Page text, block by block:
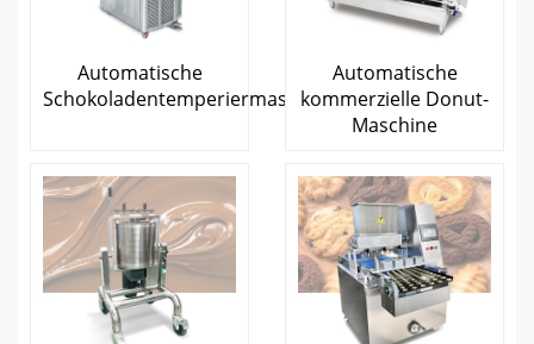
Automatische
Schokoladentemperiermaschine
Automatische
kommerzielle Donut-
Maschine